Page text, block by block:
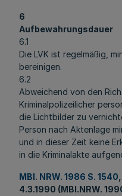
6
Aufbewahrungsdauer
6.1
Die LVK ist regelmäßig,
bereinigen.
6.2
Abweichend von den
Kriminalpolizeilicher
die Lichtbilder zu
Person nach Aktenlage
und in dieser Zeit keine
in die Kriminalakte
MBl. NRW. 1986 S. 1540
4.3.1990 (MBl.NRW.